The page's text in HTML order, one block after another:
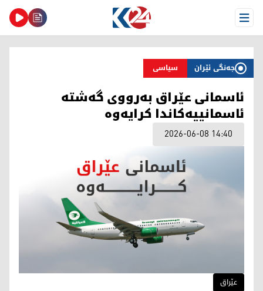
Open Menu
جەنگی ئێران سیاسی
ئاسمانی عێراق بەرووی گەشتە
ئاسمانییەکاندا کرایەوە
2026-06-08 14:40
عێراق